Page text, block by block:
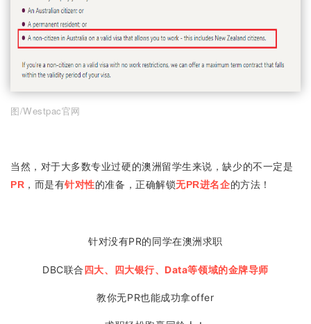
图/Westpac官网
当然，对于大多数专业过硬的澳洲留学生来说，缺少的不一定是
PR ，而是有针对性的准备，正确解锁无PR进名企的方法！
针对没有PR的同学在澳洲求职
DBC联合四大、四大银行、Data等领域的金牌导师
教你无PR也能成功拿offer